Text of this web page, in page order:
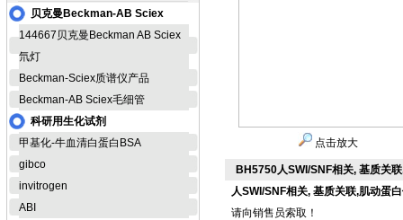
贝克曼Beckman-AB Sciex
144667贝克曼Beckman AB Sciex
氘灯
Beckman-Sciex质谱仪产品
Beckman-AB Sciex毛细管
科研用生化试剂
甲基化-牛血清白蛋白BSA
gibco
invitrogen
ABI
点击放大
BH5750人SWI/SNF相关, 基质关
人SWI/SNF相关, 基质关联,肌动蛋
请向销售员索取！